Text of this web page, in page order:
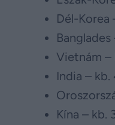
Dél-Korea
Vietnám
India –
Kína – kb.